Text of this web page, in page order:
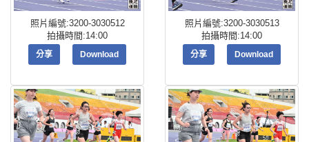
照片編號:3200-3030512
拍攝時間:14:00
分享 Download
照片編號:3200-3030513
拍攝時間:14:00
分享 Download